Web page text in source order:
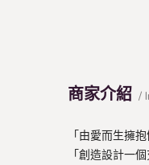
商家介紹 /
「由愛而生擁
「創造設計一